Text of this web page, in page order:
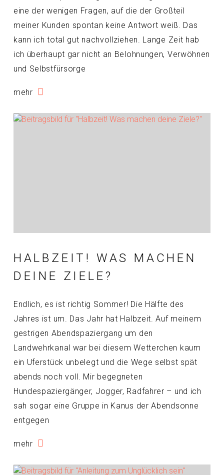
eine der wenigen Fragen, auf die der Großteil
meiner Kunden spontan keine Antwort weiß. Das
kann ich total gut nachvollziehen. Lange Zeit hab
ich überhaupt gar nicht an Belohnungen, Verwöhnen
und Selbstfürsorge
mehr
HALBZEIT! WAS MACHEN
DEINE ZIELE?
Endlich, es ist richtig Sommer! Die Hälfte des
Jahres ist um. Das Jahr hat Halbzeit. Auf meinem
gestrigen Abendspaziergang um den
Landwehrkanal war bei diesem Wetterchen kaum
ein Uferstück unbelegt und die Wege selbst spät
abends noch voll. Mir begegneten
Hundespaziergänger, Jogger, Radfahrer – und ich
sah sogar eine Gruppe in Kanus der Abendsonne
entgegen
mehr